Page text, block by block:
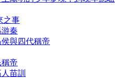
之事
秦
與四代稱帝
帝
苗訓